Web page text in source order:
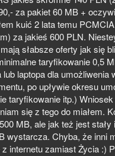
za pakiet 60 MB +
kuić 2 lata temu
za jakieś 600 PLN.
słabsze oferty jak się
taryfikowanie 0,5
lub laptopa dla umożliwenia
po upływie okresu
taryfikowanie itp.)
się z tego do miałem.
MB, ale jak też jest stały
wystarcza. Chyba, że inni
z internetu zamiast Życia :)